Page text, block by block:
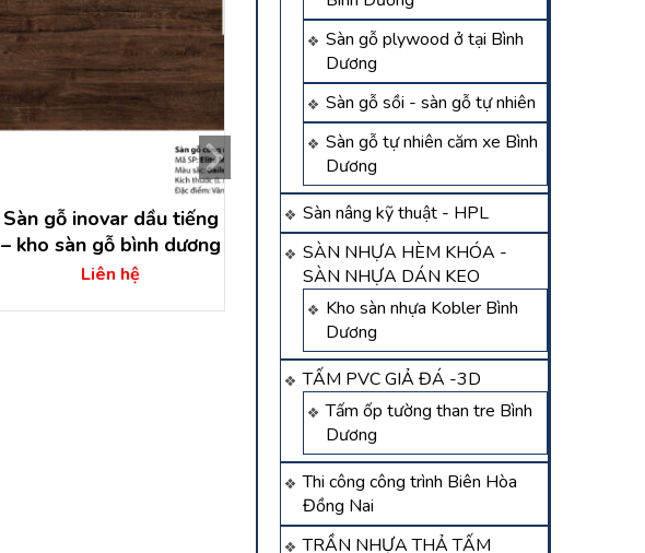
Sàn gỗ plywood ở tại Bình
Dương
Sàn gỗ sồi - sàn gỗ tự nhiên
Sàn gỗ tự nhiên căm xe Bình
Dương
Sàn nâng kỹ thuật - HPL
SÀN NHỰA HÈM KHÓA -
SÀN NHỰA DÁN KEO
Kho sàn nhựa Kobler Bình
Dương
TẤM PVC GIẢ ĐÁ -3D
Tấm ốp tường than tre Bình
Dương
Thi công công trình Biên Hòa
Đồng Nai
TRẦN NHỰA THẢ TẤM
Sàn gỗ inovar dầu tiếng
– kho sàn gỗ bình dương
Liên hệ
sàn gỗ tân uyên bình
dương
Liên hệ
Sàn gỗ inovar